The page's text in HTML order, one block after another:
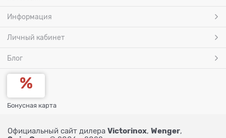
Информация
Личный кабинет
Блог
Бонусная карта
Официальный сайт дилера Victorinox, Wenger,